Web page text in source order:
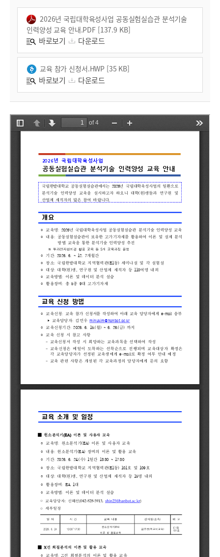
2026년 국립대학육성사업 공동실험실습관 분석기술
인력양성 교육 안내.PDF [137.9 KB]
바로보기 다운로드
교육 참가 신청서.HWP [35 KB]
바로보기 다운로드